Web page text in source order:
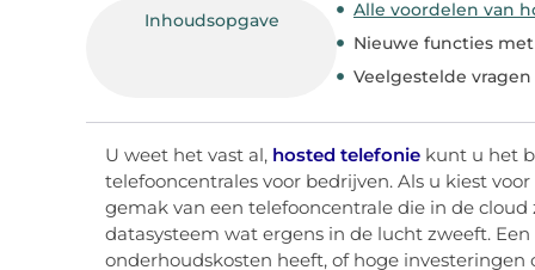
Inhoudsopgave
Alle voordelen van
Nieuwe functies
Veelgestelde vragen
U weet het vast al, hosted telefonie kunt u het
telefooncentrales voor bedrijven. Als u kiest
gemak van een telefooncentrale die in de
datasysteem wat ergens in de lucht zweeft.
onderhoudskosten heeft, of hoge